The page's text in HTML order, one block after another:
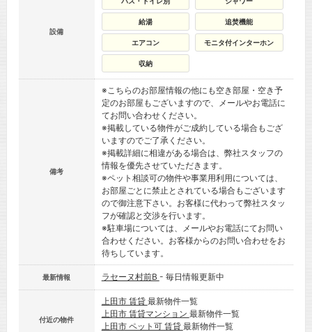
設備
給湯 追焚機能
エアコン モニタ付インターホン
収納
備考
※こちらのお部屋情報の他にも空き部屋・空き予
定のお部屋もございますので、メールやお電話に
てお問い合わせください。
※掲載している物件がご成約している場合もござ
いますのでご了承ください。
※掲載詳細に相違がある場合は、弊社スタッフの
情報を優先させていただきます。
※ペット相談可の物件や事業用利用については、
お部屋ごとに禁止とされている場合もございます
ので御注意下さい。お客様に代わって弊社スタッ
フが確認と交渉を行います。
※駐車場については、メールやお電話にてお問い
合わせください。お客様からのお問い合わせをお
待ちしています。
最新情報 ラセーヌ村前B - 毎日情報更新中
付近の物件
上田市 賃貸 最新物件一覧
上田市 賃貸マンション 最新物件一覧
上田市 ペット可 賃貸 最新物件一覧